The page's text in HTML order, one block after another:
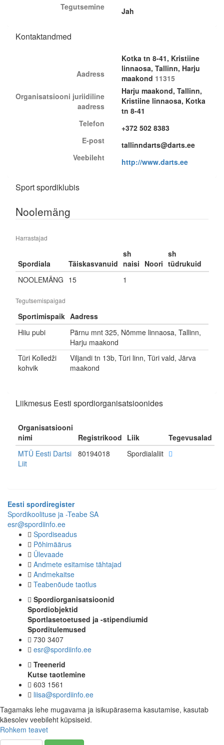
Tegutsemine
Jah
Kontaktandmed
Aadress
Kotka tn 8-41, Kristiine
linnaosa, Tallinn, Harju
maakond 11315
Organisatsiooni juriidiline
aadress
Harju maakond, Tallinn,
Kristiine linnaosa, Kotka
tn 8-41
Telefon
+372 502 8383
E-post
tallinndarts@darts.ee
Veebileht
http://www.darts.ee
Sport spordiklubis
Noolemäng
Harrastajad
Spordiala Täiskasvanuid
sh
naisi Noori
sh
tüdrukuid
NOOLEMÄNG 15 1
Tegutsemispaigad
Sportimispaik Aadress
Hiiu pubi
Pärnu mnt 325, Nõmme linnaosa, Tallinn,
Harju maakond
Türi Kolledži
kohvik
Viljandi tn 13b, Türi linn, Türi vald, Järva
maakond
Liikmesus Eesti spordiorganisatsioonides
Organisatsiooni
nimi
Registrikood Liik
Tegevusalad
MTÜ Eesti Dartsi
Liit
80194018 Spordialaliit
Eesti spordiregister
Spordikoolituse ja -Teabe SA
esr@spordiinfo.ee
Spordiseadus
Põhimäärus
Ülevaade
Andmete esitamise tähtajad
Andmekaitse
Teabenõude taotlus
Spordiorganisatsioonid
Spordiobjektid
Sportlasetoetused ja -stipendiumid
Sporditulemused
730 3407
esr@spordiinfo.ee
Treenerid
Kutse taotlemine
603 1561
liisa@spordiinfo.ee
Tagamaks lehe mugavama ja isikupärasema kasutamise, kasutab
käesolev veebileht küpsiseid.
Rohkem teavet